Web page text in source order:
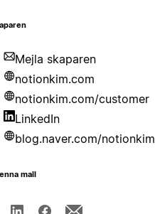
Mejla skaparen
notionkim.com
notionkim.com/customer
LinkedIn
blog.naver.com/notionkim
mall